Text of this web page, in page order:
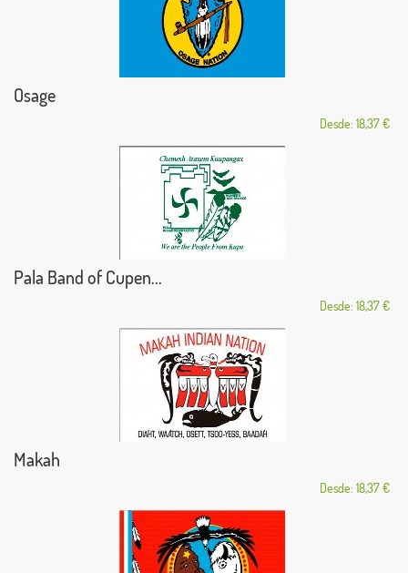
Osage
Desde: 18,37 €
Pala Band of Cupen...
Desde: 18,37 €
Makah
Desde: 18,37 €